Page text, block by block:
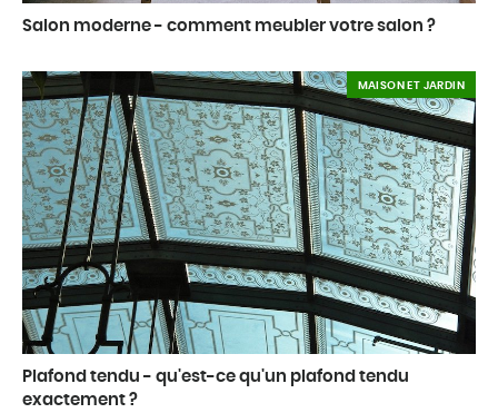
Salon moderne - comment meubler votre salon ?
Plafond tendu - qu'est-ce qu'un plafond tendu
exactement ?
MAISON ET JARDIN